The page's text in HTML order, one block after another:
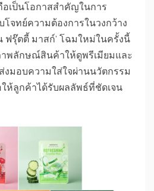
เป็นโอกาสสำคัญในการ
ทย์ความต้องการในวงกว้าง
ฟรุ๊ตตี้ มาสก์’ โฉมใหม่ในครั้งนี้
าพลักษณ์สินค้าให้ดูพรีเมียมและ
มอบความใส่ใจผ่านนวัตกรรม
ห้ลูกค้าได้รับผลลัพธ์ที่ชัดเจน